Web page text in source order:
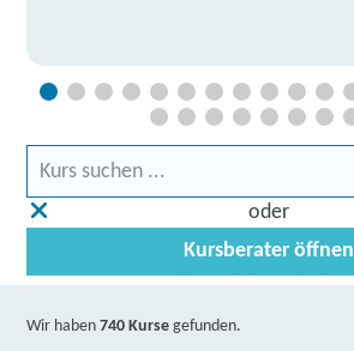
oder
Kursberater öffnen
Wir haben740 Kurse gefunden.